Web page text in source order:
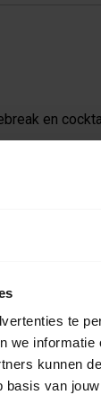
te
we
kunnen
van
en